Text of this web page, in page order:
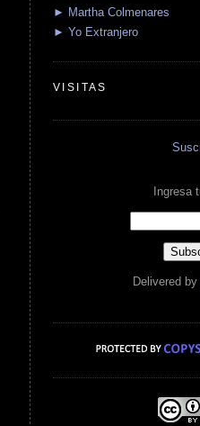
► Martha Colmenares
► Yo Extranjero
VISITAS
Ingresa
Delivered by